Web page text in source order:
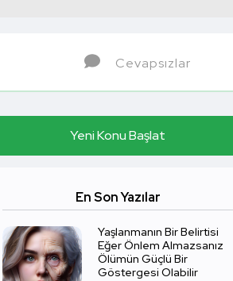
Cevapsızlar
Yeni Konu Başlat
En Son Yazılar
Yaşlanmanın Bir Belirtisi
Eğer Önlem Almazsanız
Ölümün Güçlü Bir
Göstergesi Olabilir